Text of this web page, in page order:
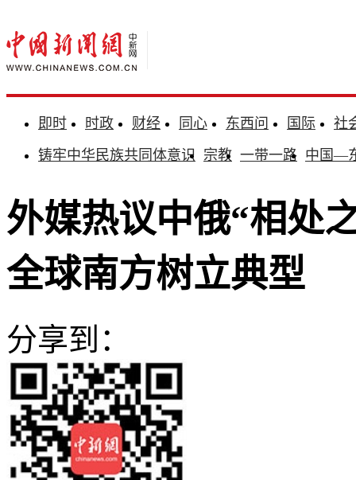
即时 时政 财经 同心 东西问 国际
社
铸牢中华民族共同体意识 宗教 一带一路 中国—
外媒热议中俄“相处
全球南方树立典型
分享到：